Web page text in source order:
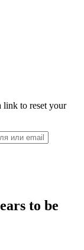
link to reset your
to be